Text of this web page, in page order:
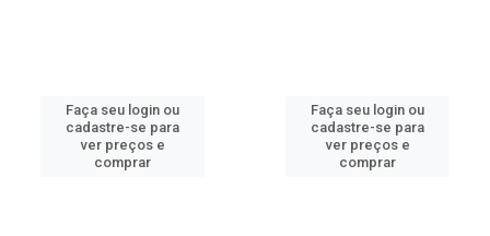
Faça seu login ou
cadastre-se para
ver preços e
comprar
Faça seu login ou
cadastre-se para
ver preços e
comprar